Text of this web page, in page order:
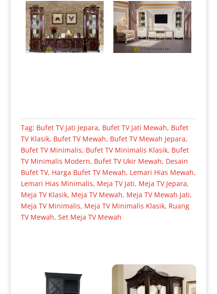
Tag: Bufet TV Jati Jepara, Bufet TV Jati Mewah, Bufet
TV Klasik, Bufet TV Mewah, Bufet TV Mewah Jepara,
Bufet TV Minimalis, Bufet TV Minimalis Klasik, Bufet
TV Minimalis Modern, Bufet TV Ukir Mewah, Desain
Bufet TV, Harga Bufet TV Mewah, Lemari Hias Mewah,
Lemari Hias Minimalis, Meja TV Jati, Meja TV Jepara,
Meja TV Klasik, Meja TV Mewah, Meja TV Mewah Jati,
Meja TV Minimalis, Meja TV Minimalis Klasik, Ruang
TV Mewah, Set Meja TV Mewah